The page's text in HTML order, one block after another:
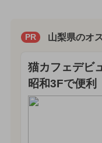
PR 山梨県のオ
猫カフェデビ
昭和3Fで便利